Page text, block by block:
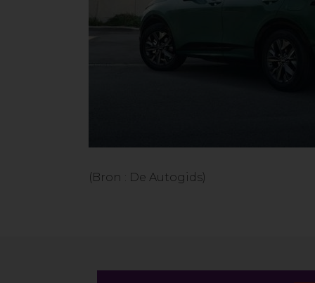
(Bron : De Autogids)